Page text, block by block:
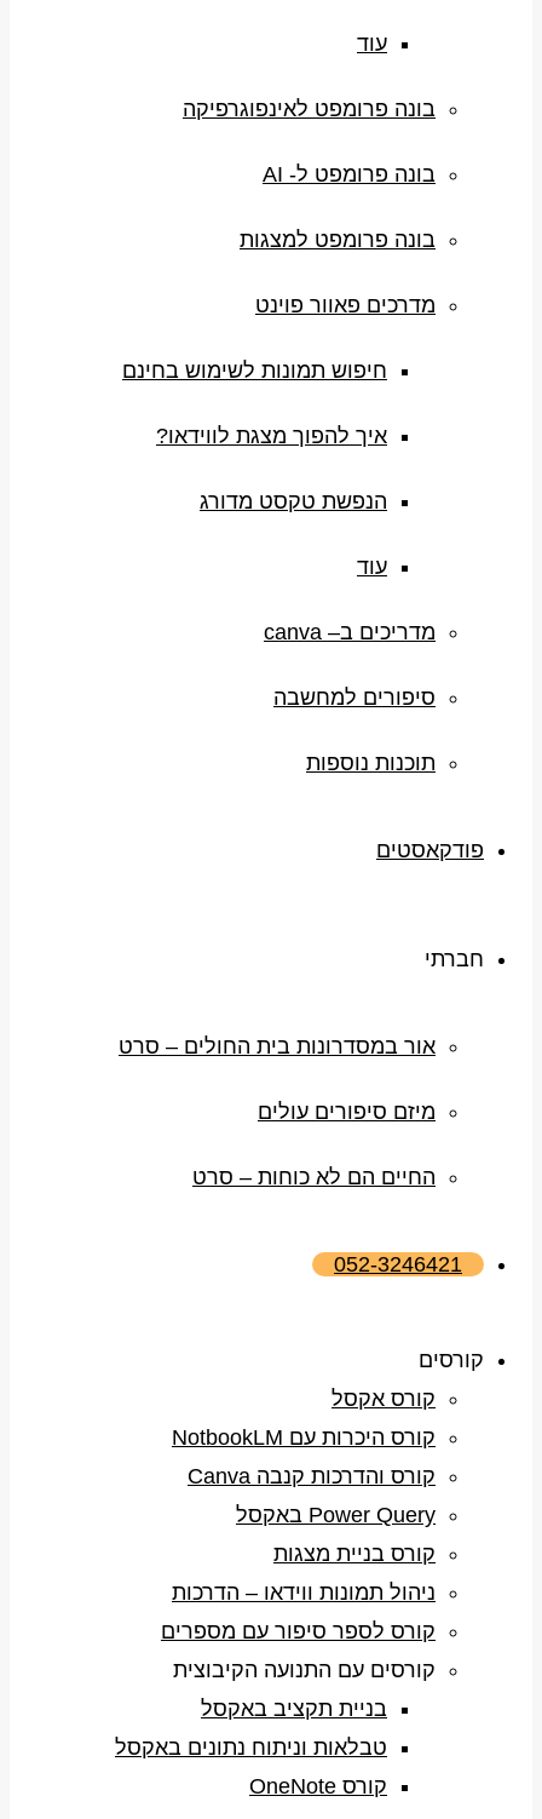
עוד
בונה פרומפט לאינפוגרפיקה
בונה פרומפט ל- AI
בונה פרומפט למצגות
מדרכים פאוור פוינט
חיפוש תמונות לשימוש בחינם
איך להפוך מצגת לווידאו?
הנפשת טקסט מדורג
עוד
מדריכים ב– canva
סיפורים למחשבה
תוכנות נוספות
פודקאסטים
חברתי
אור במסדרונות בית החולים – סרט
מיזם סיפורים עולים
החיים הם לא כוחות – סרט
052-3246421
קורסים
קורס אקסל
קורס היכרות עם NotbookLM
קורס והדרכות קנבה Canva
Power Query באקסל
קורס בניית מצגות
ניהול תמונות ווידאו – הדרכות
קורס לספר סיפור עם מספרים
קורסים עם התנועה הקיבוצית
בניית תקציב באקסל
טבלאות וניתוח נתונים באקסל
קורס OneNote